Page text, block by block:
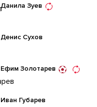
Данила Зуев
Денис Сухов
Ефим Золотарев
Иван Губарев